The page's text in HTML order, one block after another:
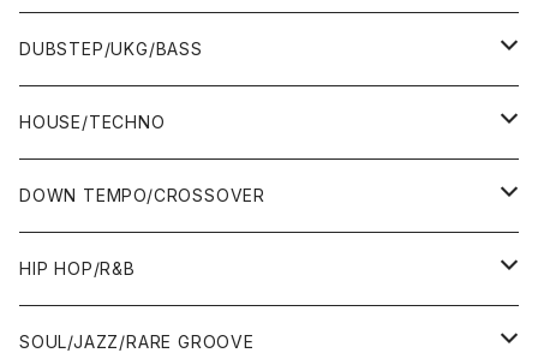
ALBUM&V.A.
10"
12"
ALBUM&V.A.
7"
10"
12"
ALBUM&V.A.
DUBSTEP/UKG/BASS
12"
ALBUM&V.A.
HOUSE/TECHNO
7"
10"
12"
DOWN TEMPO/CROSSOVER
7"
12"
HIP HOP/R&B
7"
SOUL/JAZZ/RARE GROOVE